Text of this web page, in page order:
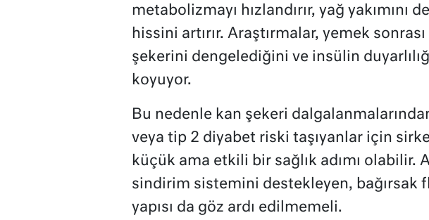
metabolizmayı hızlandırır, yağ yakımını
hissini artırır. Araştırmalar, yemek
şekerini dengelediğini ve insülin
koyuyor.
Bu nedenle kan şekeri
veya tip 2 diyabet riski taşıyanlar için
küçük ama etkili bir sağlık adımı olabilir.
sindirim sistemini destekleyen, bağırsak
yapısı da göz ardı edilmemeli.